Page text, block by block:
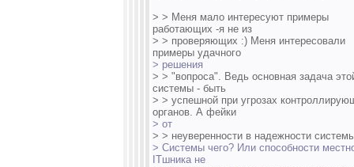
> > Меня мало интересуют примеры
работающих -я не из
> > проверяющих :) Меня интересовали
примеры удачного
> решения
> > "вопроса". Ведь основная задача
системы - быть
> > успешной при угрозах
органов. А фейки
> от
> > неуверенности в надежности
> Системы чего? Или способности
ITшника не